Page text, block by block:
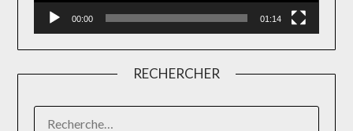
00:00 01:14
RECHERCHER